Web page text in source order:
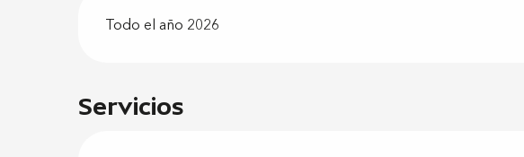
Servicios
Todo el año 2026